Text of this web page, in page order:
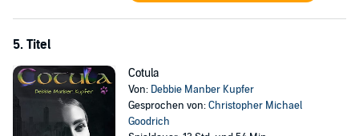
5. Titel
Cotula
Von: Debbie Manber Kupfer
Gesprochen von:Christopher Michael
Goodrich